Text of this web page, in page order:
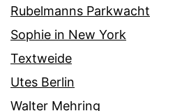
Rubelmanns Parkwacht
Sophie in New York
Textweide
Utes Berlin
Walter Mehring